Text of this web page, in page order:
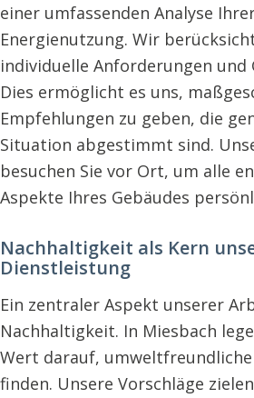
einer umfassenden Analyse
Energienutzung. Wir
individuelle Anforderungen und
Dies ermöglicht es uns,
Empfehlungen zu geben, die
Situation abgestimmt sind.
besuchen Sie vor Ort, um alle
Aspekte Ihres Gebäudes
Nachhaltigkeit als Kern
Dienstleistung
Ein zentraler Aspekt unserer
Nachhaltigkeit. In Miesbach
Wert darauf, umweltfreundliche
finden. Unsere Vorschläge